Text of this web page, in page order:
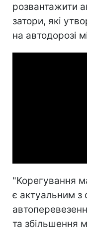
розвантажити
затори, які
на автодорозі
"Корегування
є актуальним з
та збільшення